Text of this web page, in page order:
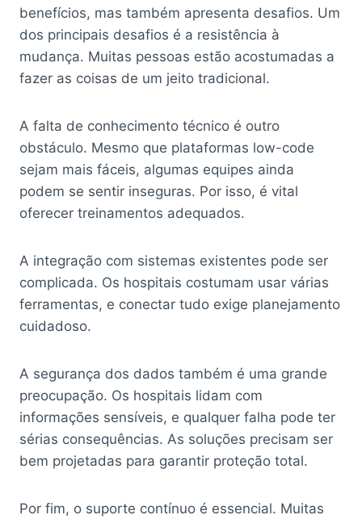
benefícios, mas também apresenta desafios. Um
dos principais desafios é a resistência à
mudança. Muitas pessoas estão acostumadas a
fazer as coisas de um jeito tradicional.
A falta de conhecimento técnico é outro
obstáculo. Mesmo que plataformas low-code
sejam mais fáceis, algumas equipes ainda
podem se sentir inseguras. Por isso, é vital
oferecer treinamentos adequados.
A integração com sistemas existentes pode ser
complicada. Os hospitais costumam usar várias
ferramentas, e conectar tudo exige planejamento
cuidadoso.
A segurança dos dados também é uma grande
preocupação. Os hospitais lidam com
informações sensíveis, e qualquer falha pode ter
sérias consequências. As soluções precisam ser
bem projetadas para garantir proteção total.
Por fim, o suporte contínuo é essencial. Muitas